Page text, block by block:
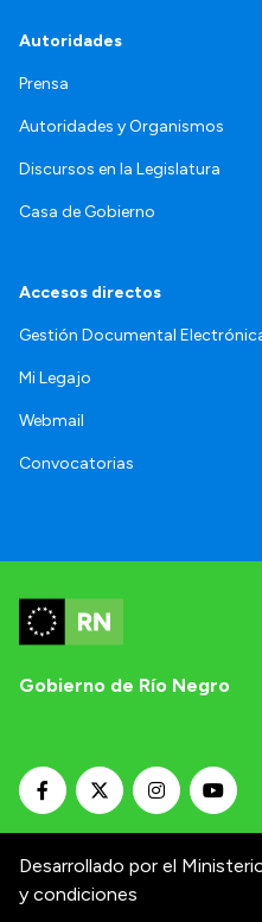
Autoridades
Prensa
Autoridades y Organismos
Discursos en la Legislatura
Casa de Gobierno
Accesos directos
Gestión Documental
Mi Legajo
Webmail
Convocatorias
Gobierno de Río Negro
Desarrollado por el
y condiciones